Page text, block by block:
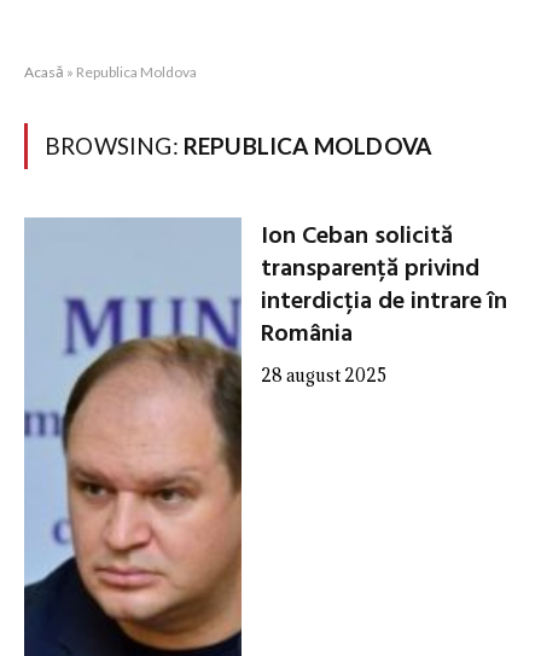
Acasă » Republica Moldova
BROWSING: REPUBLICA MOLDOVA
Ion Ceban solicită
transparență privind
interdicția de intrare în
România
28 august 2025